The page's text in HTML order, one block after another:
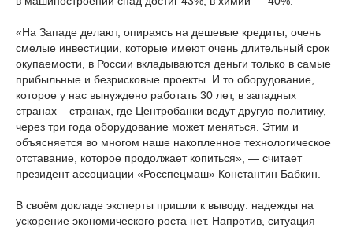
«На Западе делают, опираясь на дешевые кредиты, очень
смелые инвестиции, которые имеют очень длительный срок
окупаемости, в России вкладываются деньги только в самые
прибыльные и безрисковые проекты. И то оборудование,
которое у нас вынуждено работать 30 лет, в западных
странах – странах, где Центробанки ведут другую политику,
через три года оборудование может меняться. Этим и
объясняется во многом наше накопленное технологическое
отставание, которое продолжает копиться», — считает
президент ассоциации «Росспецмаш» Константин Бабкин.
В своём докладе эксперты пришли к выводу: надежды на
ускорение экономического роста нет. Напротив, ситуация